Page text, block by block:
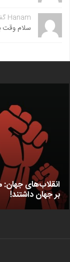
Hanam گفته است:
سلام وقت
انقلاب‌های جهان:
بر جهان داشتند!